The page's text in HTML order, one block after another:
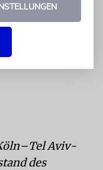
Aviv-
des